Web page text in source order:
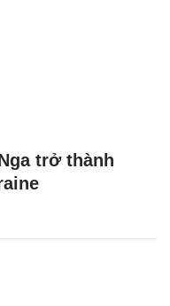
trở thành